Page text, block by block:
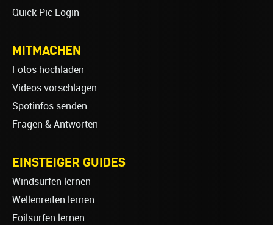
Quick Pic Login
MITMACHEN
Fotos hochladen
Videos vorschlagen
Spotinfos senden
Fragen & Antworten
EINSTEIGER GUIDES
Windsurfen lernen
Wellenreiten lernen
Foilsurfen lernen